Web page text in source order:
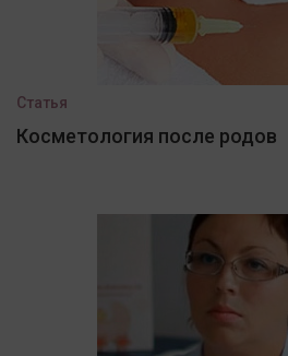
Статья
Косметология после родов